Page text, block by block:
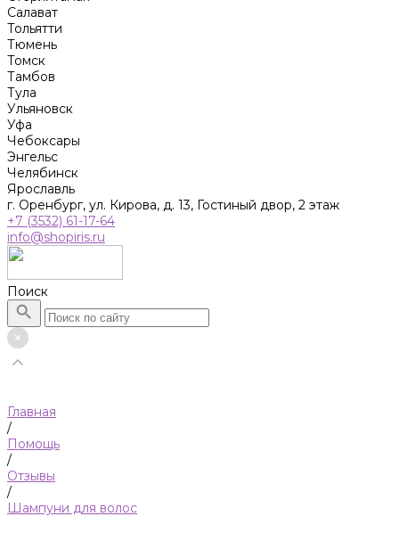
Салават
Тольятти
Тюмень
Томск
Тамбов
Тула
Ульяновск
Уфа
Чебоксары
Энгельс
Челябинск
Ярославль
г. Оренбург, ул. Кирова, д. 13, Гостиный двор, 2 этаж
+7 (3532) 61-17-64
info@shopiris.ru
Поиск
Главная
/
Помощь
/
Отзывы
/
Шампуни для волос